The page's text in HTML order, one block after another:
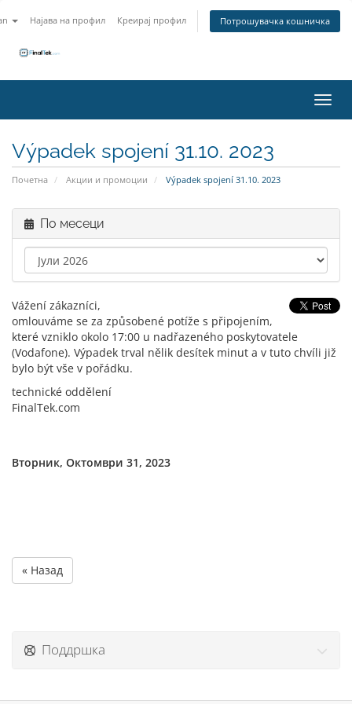
Најава на профил Креирај профил Потрошувачка кошничка
Výpadek spojení 31.10. 2023
Почетна Акции и промоции Výpadek spojení 31.10. 2023
По месеци
Vážení zákazníci,
omlouváme se za způsobené potíže s připojením,
které vzniklo okolo 17:00 u nadřazeného poskytovatele
(Vodafone). Výpadek trval nělik desítek minut a v tuto chvíli již
bylo být vše v pořádku.
technické oddělení
FinalTek.com
Вторник, Октомври 31, 2023
« Назад
Поддршка